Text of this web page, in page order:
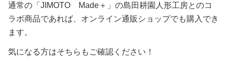
通常の「JIMOTO Made＋」の島田耕園人形工房とのコ
ラボ商品であれば、オンライン通販ショップでも購入でき
ます。
気になる方はそちらもご確認ください！